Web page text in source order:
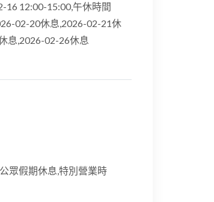
16 12:00-15:00,午休時間
02-20休息,2026-02-21休
息,2026-02-26休息
眾假期休息,特別營業時